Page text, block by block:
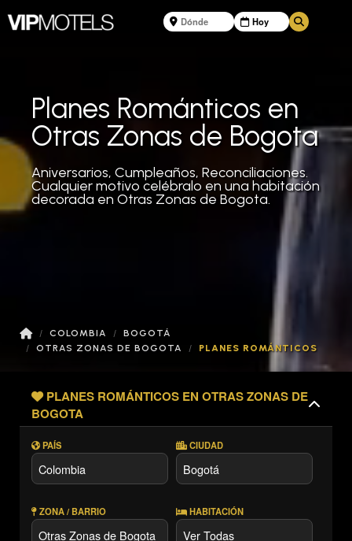
Planes Románticos en
Otras Zonas de Bogota
Aniversarios, Cumpleaños, Reconciliaciones.
Cualquier motivo celébralo en una habitación
decorada en Otras Zonas de Bogota.
COLOMBIA
BOGOTÁ
OTRAS ZONAS DE BOGOTA
PLANES ROMÁNTICOS
PLANES ROMÁNTICOS EN OTRAS ZONAS DE
BOGOTA
PAÍS CIUDAD
ZONA / BARRIO HABITACIÓN